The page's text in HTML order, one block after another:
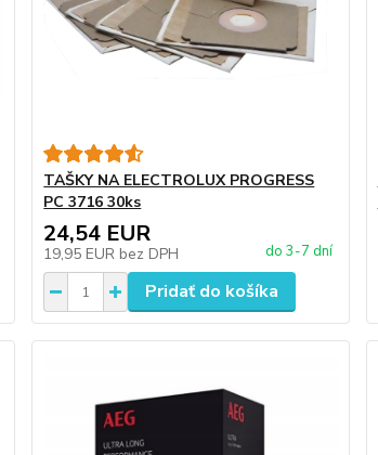
TAŠKY NA ELECTROLUX PROGRESS
PC 3716 30ks
24,54 EUR
19,95 EUR bez DPH do 3-7 dní
Pridať do košíka